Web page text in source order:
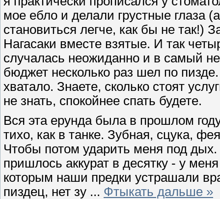
мое ебло и делали грустные глаза
становиться легче, как бы не так!)
Нагасаки вместе взятые. И так
случалась неожиданно и в самый
бюджет несколько раз шел по
хватало. Знаете, сколько стоят
не знать, спокойнее спать будете.
Вся эта ерунда была в прошлом
тихо, как в танке. Зубная, сцука,
Чтобы потом ударить меня под
пришлось аккурат в десятку - у
которым наши предки устрашали
пиздец, нет зу ... Фтыкать дальше »